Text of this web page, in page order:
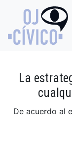
La
De acuerdo al